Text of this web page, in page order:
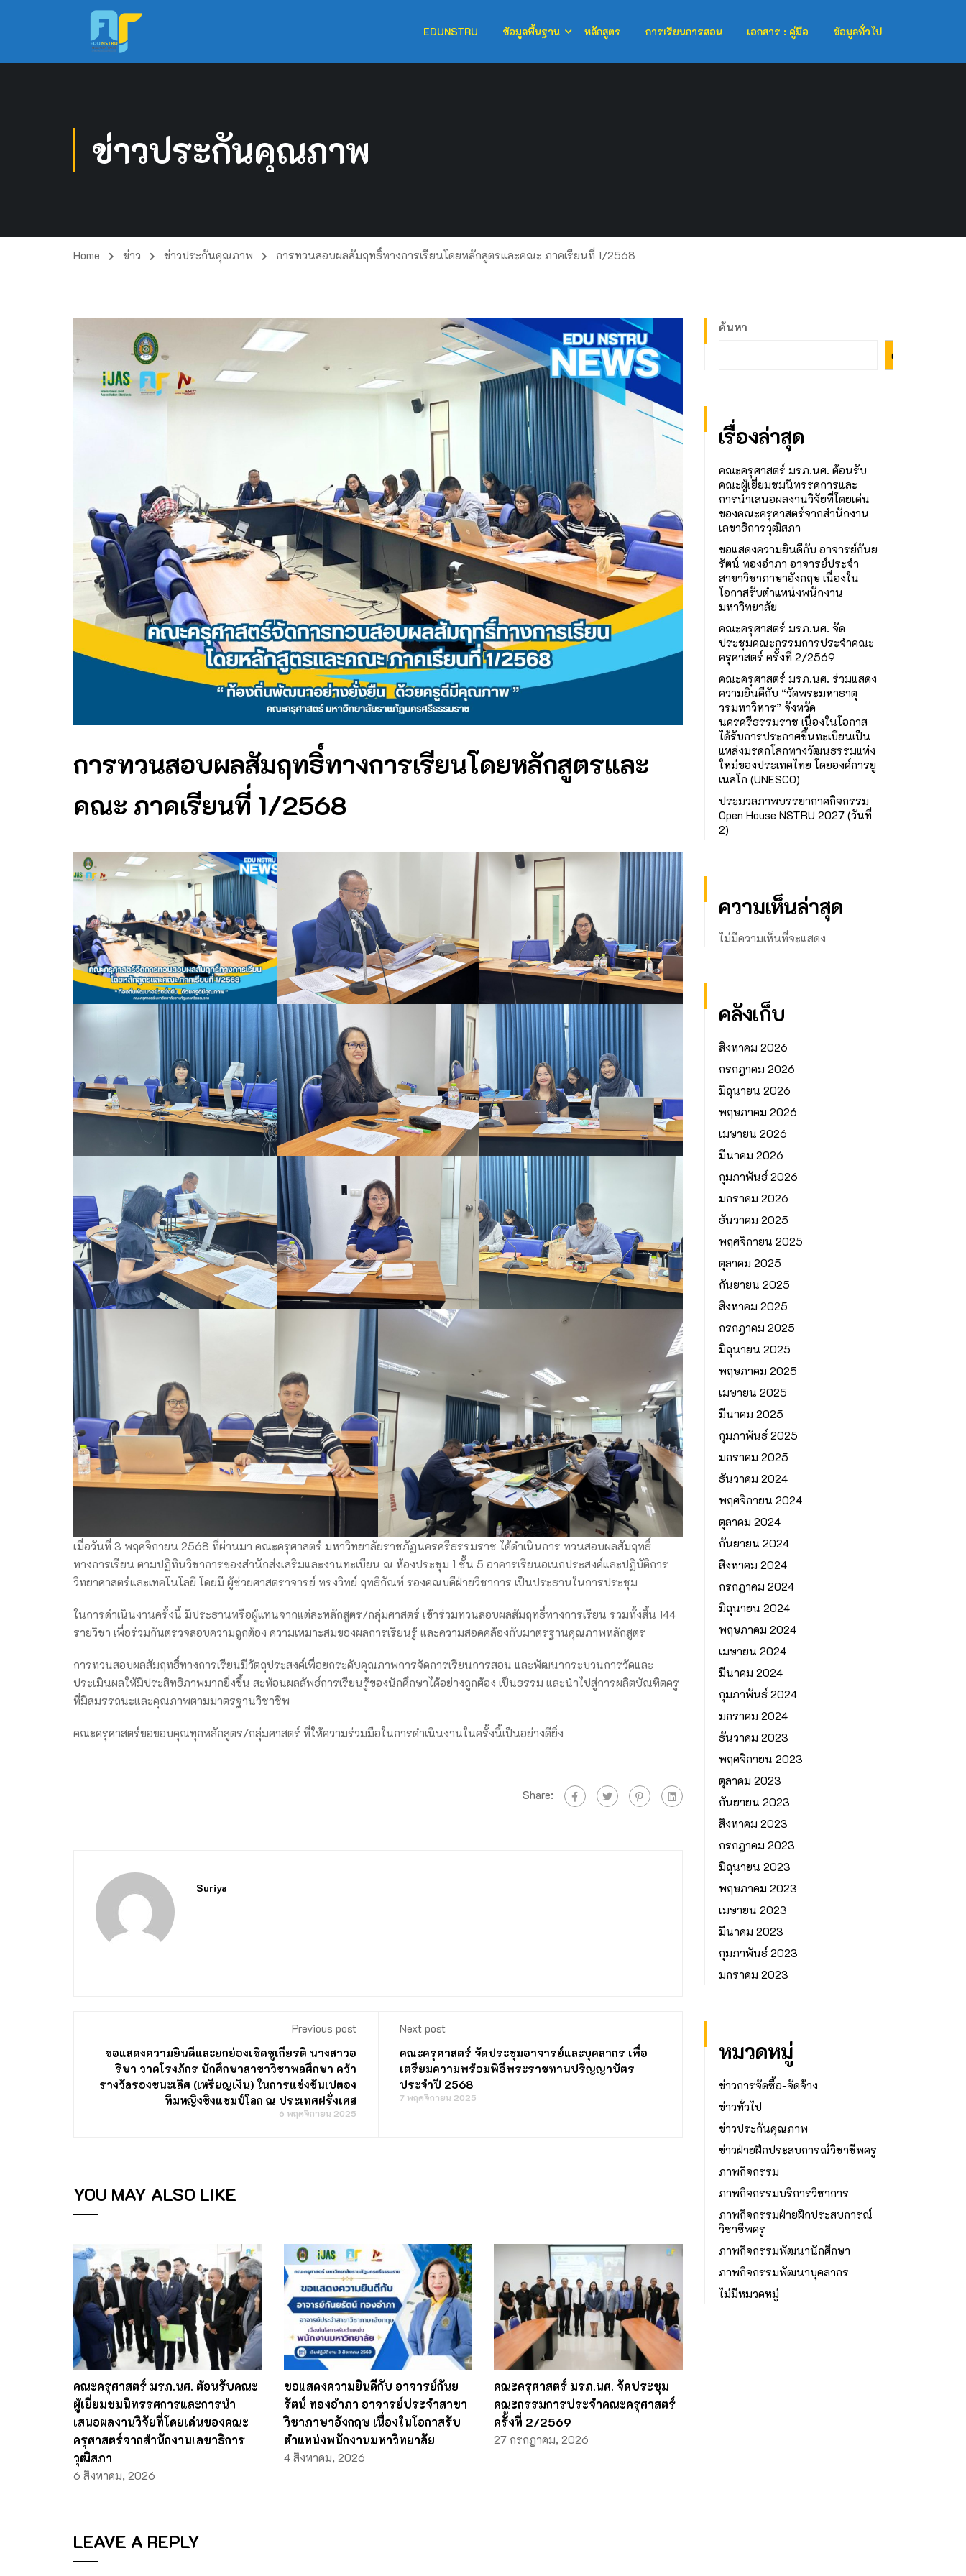
EDUNSTRU ข้อมูลพื้นฐาน หลักสูตร การเรียนการสอน เอกสาร : คู่มือ ข้อมูลทั่วไป
ข่าวประกันคุณภาพ
Home ข่าว ข่าวประกันคุณภาพ การทวนสอบผลสัมฤทธิ์ทางการเรียนโดยหลักสูตรและคณะ ภาคเรียนที่ 1/2568
การทวนสอบผลสัมฤทธิ์ทางการเรียนโดยหลักสูตรและ
คณะ ภาคเรียนที่ 1/2568
เมื่อวันที่ 3 พฤศจิกายน 2568 ที่ผ่านมา คณะครุศาสตร์ มหาวิทยาลัยราชภัฏนครศรีธรรมราช ได้ดำเนินการ ทวนสอบผลสัมฤทธิ์
ทางการเรียน ตามปฏิทินวิชาการของสำนักส่งเสริมและงานทะเบียน ณ ห้องประชุม 1 ชั้น 5 อาคารเรียนอเนกประสงค์และปฏิบัติการ
วิทยาศาสตร์และเทคโนโลยี โดยมี ผู้ช่วยศาสตราจารย์ ทรงวิทย์ ฤทธิกัณฑ์ รองคณบดีฝ่ายวิชาการ เป็นประธานในการประชุม
ในการดำเนินงานครั้งนี้ มีประธานหรือผู้แทนจากแต่ละหลักสูตร/กลุ่มศาสตร์ เข้าร่วมทวนสอบผลสัมฤทธิ์ทางการเรียน รวมทั้งสิ้น 144
รายวิชา เพื่อร่วมกันตรวจสอบความถูกต้อง ความเหมาะสมของผลการเรียนรู้ และความสอดคล้องกับมาตรฐานคุณภาพหลักสูตร
การทวนสอบผลสัมฤทธิ์ทางการเรียนมีวัตถุประสงค์เพื่อยกระดับคุณภาพการจัดการเรียนการสอน และพัฒนากระบวนการวัดและ
ประเมินผลให้มีประสิทธิภาพมากยิ่งขึ้น สะท้อนผลลัพธ์การเรียนรู้ของนักศึกษาได้อย่างถูกต้อง เป็นธรรม และนำไปสู่การผลิตบัณฑิตครู
ที่มีสมรรถนะและคุณภาพตามมาตรฐานวิชาชีพ
คณะครุศาสตร์ขอขอบคุณทุกหลักสูตร/กลุ่มศาสตร์ ที่ให้ความร่วมมือในการดำเนินงานในครั้งนี้เป็นอย่างดียิ่ง
Share:
Suriya
Previous post
ขอแสดงความยินดีและยกย่องเชิดชูเกียรติ นางสาวอ
ริษา วาดโรงภักร นักศึกษาสาขาวิชาพลศึกษา คว้า
รางวัลรองชนะเลิศ (เหรียญเงิน) ในการแข่งขันเปตอง
ทีมหญิงชิงแชมป์โลก ณ ประเทศฝรั่งเศส
6 พฤศจิกายน 2025
Next post
คณะครุศาสตร์ จัดประชุมอาจารย์และบุคลากร เพื่อ
เตรียมความพร้อมพิธีพระราชทานปริญญาบัตร
ประจำปี 2568
7 พฤศจิกายน 2025
YOU MAY ALSO LIKE
คณะครุศาสตร์ มรภ.นศ. ต้อนรับคณะ
ผู้เยี่ยมชมนิทรรศการและการนำ
เสนอผลงานวิจัยที่โดยเด่นของคณะ
ครุศาสตร์จากสำนักงานเลขาธิการ
วุฒิสภา
6 สิงหาคม, 2026
ขอแสดงความยินดีกับ อาจารย์กันย
รัตน์ ทองอำภา อาจารย์ประจำสาขา
วิชาภาษาอังกฤษ เนื่องในโอกาสรับ
ตำแหน่งพนักงานมหาวิทยาลัย
4 สิงหาคม, 2026
คณะครุศาสตร์ มรภ.นศ. จัดประชุม
คณะกรรมการประจำคณะครุศาสตร์
ครั้งที่ 2/2569
27 กรกฎาคม, 2026
LEAVE A REPLY
ค้นหา
ค้นหา
เรื่องล่าสุด
คณะครุศาสตร์ มรภ.นศ. ต้อนรับ
คณะผู้เยี่ยมชมนิทรรศการและ
การนำเสนอผลงานวิจัยที่โดยเด่น
ของคณะครุศาสตร์จากสำนักงาน
เลขาธิการวุฒิสภา
ขอแสดงความยินดีกับ อาจารย์กันย
รัตน์ ทองอำภา อาจารย์ประจำ
สาขาวิชาภาษาอังกฤษ เนื่องใน
โอกาสรับตำแหน่งพนักงาน
มหาวิทยาลัย
คณะครุศาสตร์ มรภ.นศ. จัด
ประชุมคณะกรรมการประจำคณะ
ครุศาสตร์ ครั้งที่ 2/2569
คณะครุศาสตร์ มรภ.นศ. ร่วมแสดง
ความยินดีกับ “วัดพระมหาธาตุ
วรมหาวิหาร” จังหวัด
นครศรีธรรมราช เนื่องในโอกาส
ได้รับการประกาศขึ้นทะเบียนเป็น
แหล่งมรดกโลกทางวัฒนธรรมแห่ง
ใหม่ของประเทศไทย โดยองค์การยู
เนสโก (UNESCO)
ประมวลภาพบรรยากาศกิจกรรม
Open House NSTRU 2027 (วันที่
2)
ความเห็นล่าสุด
ไม่มีความเห็นที่จะแสดง
คลังเก็บ
สิงหาคม 2026
กรกฎาคม 2026
มิถุนายน 2026
พฤษภาคม 2026
เมษายน 2026
มีนาคม 2026
กุมภาพันธ์ 2026
มกราคม 2026
ธันวาคม 2025
พฤศจิกายน 2025
ตุลาคม 2025
กันยายน 2025
สิงหาคม 2025
กรกฎาคม 2025
มิถุนายน 2025
พฤษภาคม 2025
เมษายน 2025
มีนาคม 2025
กุมภาพันธ์ 2025
มกราคม 2025
ธันวาคม 2024
พฤศจิกายน 2024
ตุลาคม 2024
กันยายน 2024
สิงหาคม 2024
กรกฎาคม 2024
มิถุนายน 2024
พฤษภาคม 2024
เมษายน 2024
มีนาคม 2024
กุมภาพันธ์ 2024
มกราคม 2024
ธันวาคม 2023
พฤศจิกายน 2023
ตุลาคม 2023
กันยายน 2023
สิงหาคม 2023
กรกฎาคม 2023
มิถุนายน 2023
พฤษภาคม 2023
เมษายน 2023
มีนาคม 2023
กุมภาพันธ์ 2023
มกราคม 2023
หมวดหมู่
ข่าวการจัดซื้อ-จัดจ้าง
ข่าวทั่วไป
ข่าวประกันคุณภาพ
ข่าวฝ่ายฝึกประสบการณ์วิชาชีพครู
ภาพกิจกรรม
ภาพกิจกรรมบริการวิชาการ
ภาพกิจกรรมฝ่ายฝึกประสบการณ์
วิชาชีพครู
ภาพกิจกรรมพัฒนานักศึกษา
ภาพกิจกรรมพัฒนาบุคลากร
ไม่มีหมวดหมู่